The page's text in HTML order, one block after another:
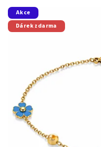
Akce
Dárek zdarma